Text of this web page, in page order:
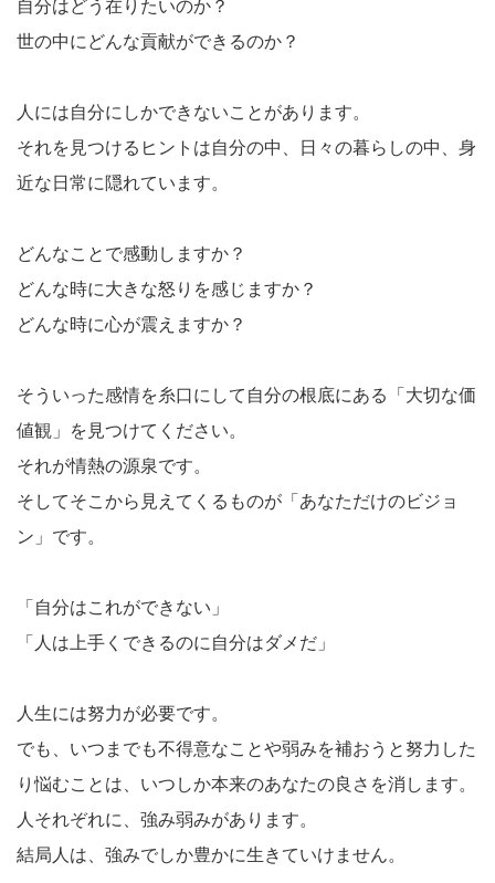
自分はどう在りたいのか？
世の中にどんな貢献ができるのか？
人には自分にしかできないことがあります。
それを見つけるヒントは自分の中、日々の暮らしの中、身
近な日常に隠れています。
どんなことで感動しますか？
どんな時に大きな怒りを感じますか？
どんな時に心が震えますか？
そういった感情を糸口にして自分の根底にある「大切な価
値観」を見つけてください。
それが情熱の源泉です。
そしてそこから見えてくるものが「あなただけのビジョ
ン」です。
「自分はこれができない」
「人は上手くできるのに自分はダメだ」
人生には努力が必要です。
でも、いつまでも不得意なことや弱みを補おうと努力した
り悩むことは、いつしか本来のあなたの良さを消します。
人それぞれに、強み弱みがあります。
結局人は、強みでしか豊かに生きていけません。